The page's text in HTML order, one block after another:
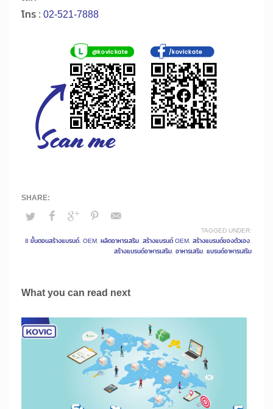
โทร : 02-521-7888
TAGGED UNDER:
8 ขั้นตอนสร้างแบรนด์, OEM, ผลิตอาหารเสริม, สร้างแบรนด์ OEM, สร้างแบรนด์ของตัวเอง,
สร้างแบรนด์อาหารเสริม, อาหารเสริม, แบรนด์อาหารเสริม
What you can read next